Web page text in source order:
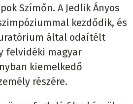
Szímőn. A Jedlik Ányos
kezdődik, és
által odaítélt
felvidéki magyar
kiemelkedő
részére.